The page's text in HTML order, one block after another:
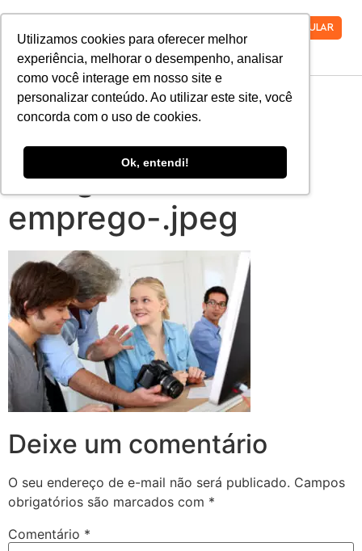
Utilizamos cookies para oferecer melhor
experiência, melhorar o desempenho, analisar
como você interage em nosso site e
personalizar conteúdo. Ao utilizar este site, você
concorda com o uso de cookies.
Ok, entendi!
VESTIBULAR
o-que-e-melhor-
para-o-estudante-
estagio-ou-
emprego-.jpeg
Deixe um comentário
O seu endereço de e-mail não será publicado. Campos
obrigatórios são marcados com *
Comentário *